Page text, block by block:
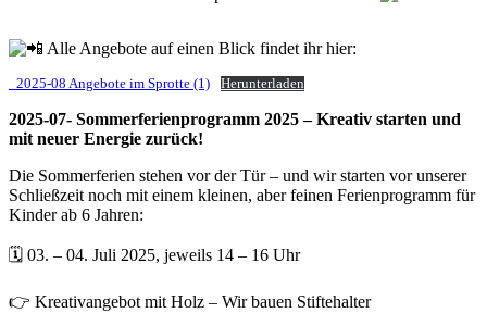
Alle Angebote auf einen Blick findet ihr hier:
_2025-08 Angebote im Sprotte (1) Herunterladen
2025-07- Sommerferienprogramm 2025 – Kreativ starten und
mit neuer Energie zurück!
Die Sommerferien stehen vor der Tür – und wir starten vor unserer
Schließzeit noch mit einem kleinen, aber feinen Ferienprogramm für
Kinder ab 6 Jahren:
🗓 03. – 04. Juli 2025, jeweils 14 – 16 Uhr
👉 Kreativangebot mit Holz – Wir bauen Stiftehalter